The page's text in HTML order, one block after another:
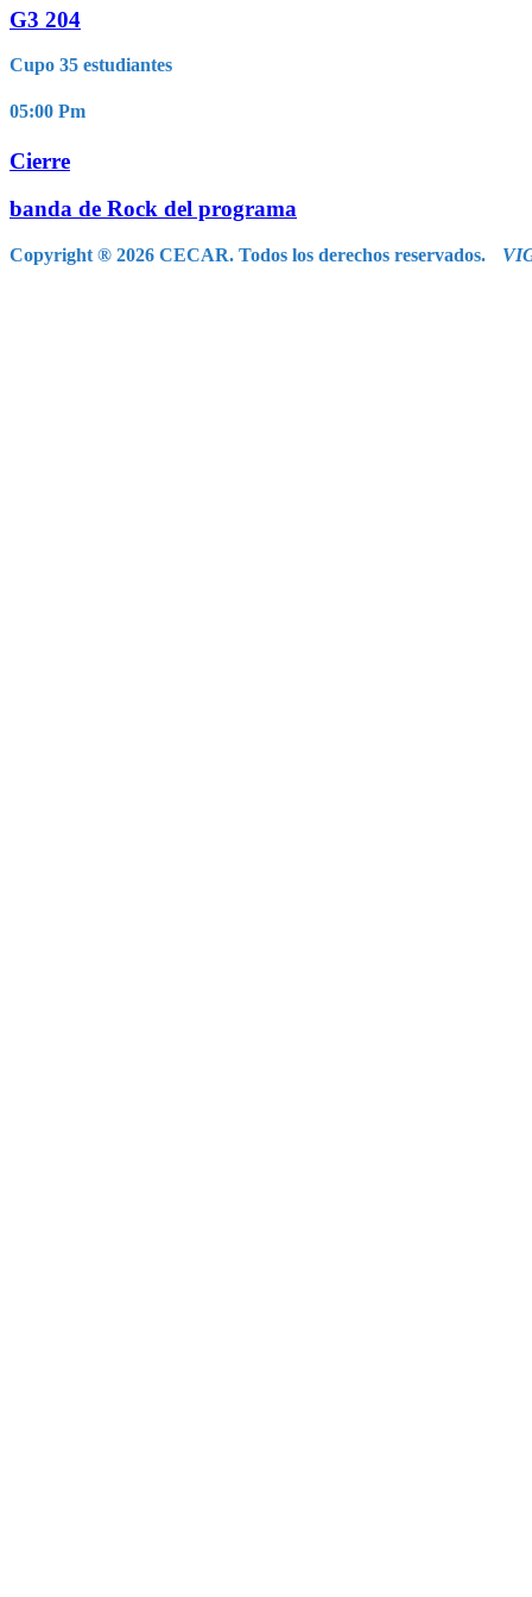
G3 204
Cupo 35 estudiantes
05:00 Pm
Cierre
banda de Rock del programa
Copyright ® 2026 CECAR. Todos los derechos reservados.